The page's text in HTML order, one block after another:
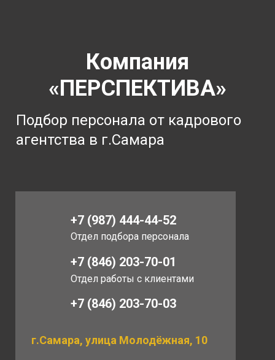
Отдел работы с клиентами
Отдел подбора персонала
+7 (987) 444-44-52
+7 (846) 203-70-01
+7 (846) 203-70-03
г.Самара, улица Молодёжная, 10
Подбор персонала от кадрового
агентства в г.Самара
Компания
«ПЕРСПЕКТИВА»